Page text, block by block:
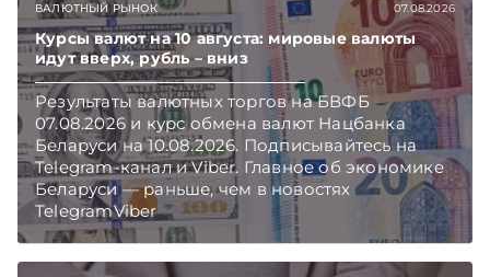
ВАЛЮТНЫЙ РЫНОК 07.08.2026
Курсы валют на 10 августа: мировые валюты
идут вверх, рубль – вниз
Результаты валютных торгов на БВФБ
07.08.2026 и курс обмена валют Нацбанка
Беларуси на 10.08.2026. Подписывайтесь на
Telegram‑канал и Viber. Главное об экономике
Беларуси — раньше, чем в новостях
TelegramViber